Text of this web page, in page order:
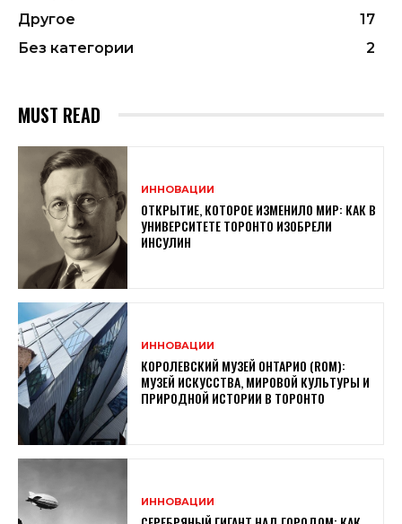
Другое
17
Без категории
2
MUST READ
ИННОВАЦИИ
ОТКРЫТИЕ, КОТОРОЕ ИЗМЕНИЛО МИР: КАК В
УНИВЕРСИТЕТЕ ТОРОНТО ИЗОБРЕЛИ
ИНСУЛИН
ИННОВАЦИИ
КОРОЛЕВСКИЙ МУЗЕЙ ОНТАРИО (ROM):
МУЗЕЙ ИСКУССТВА, МИРОВОЙ КУЛЬТУРЫ И
ПРИРОДНОЙ ИСТОРИИ В ТОРОНТО
ИННОВАЦИИ